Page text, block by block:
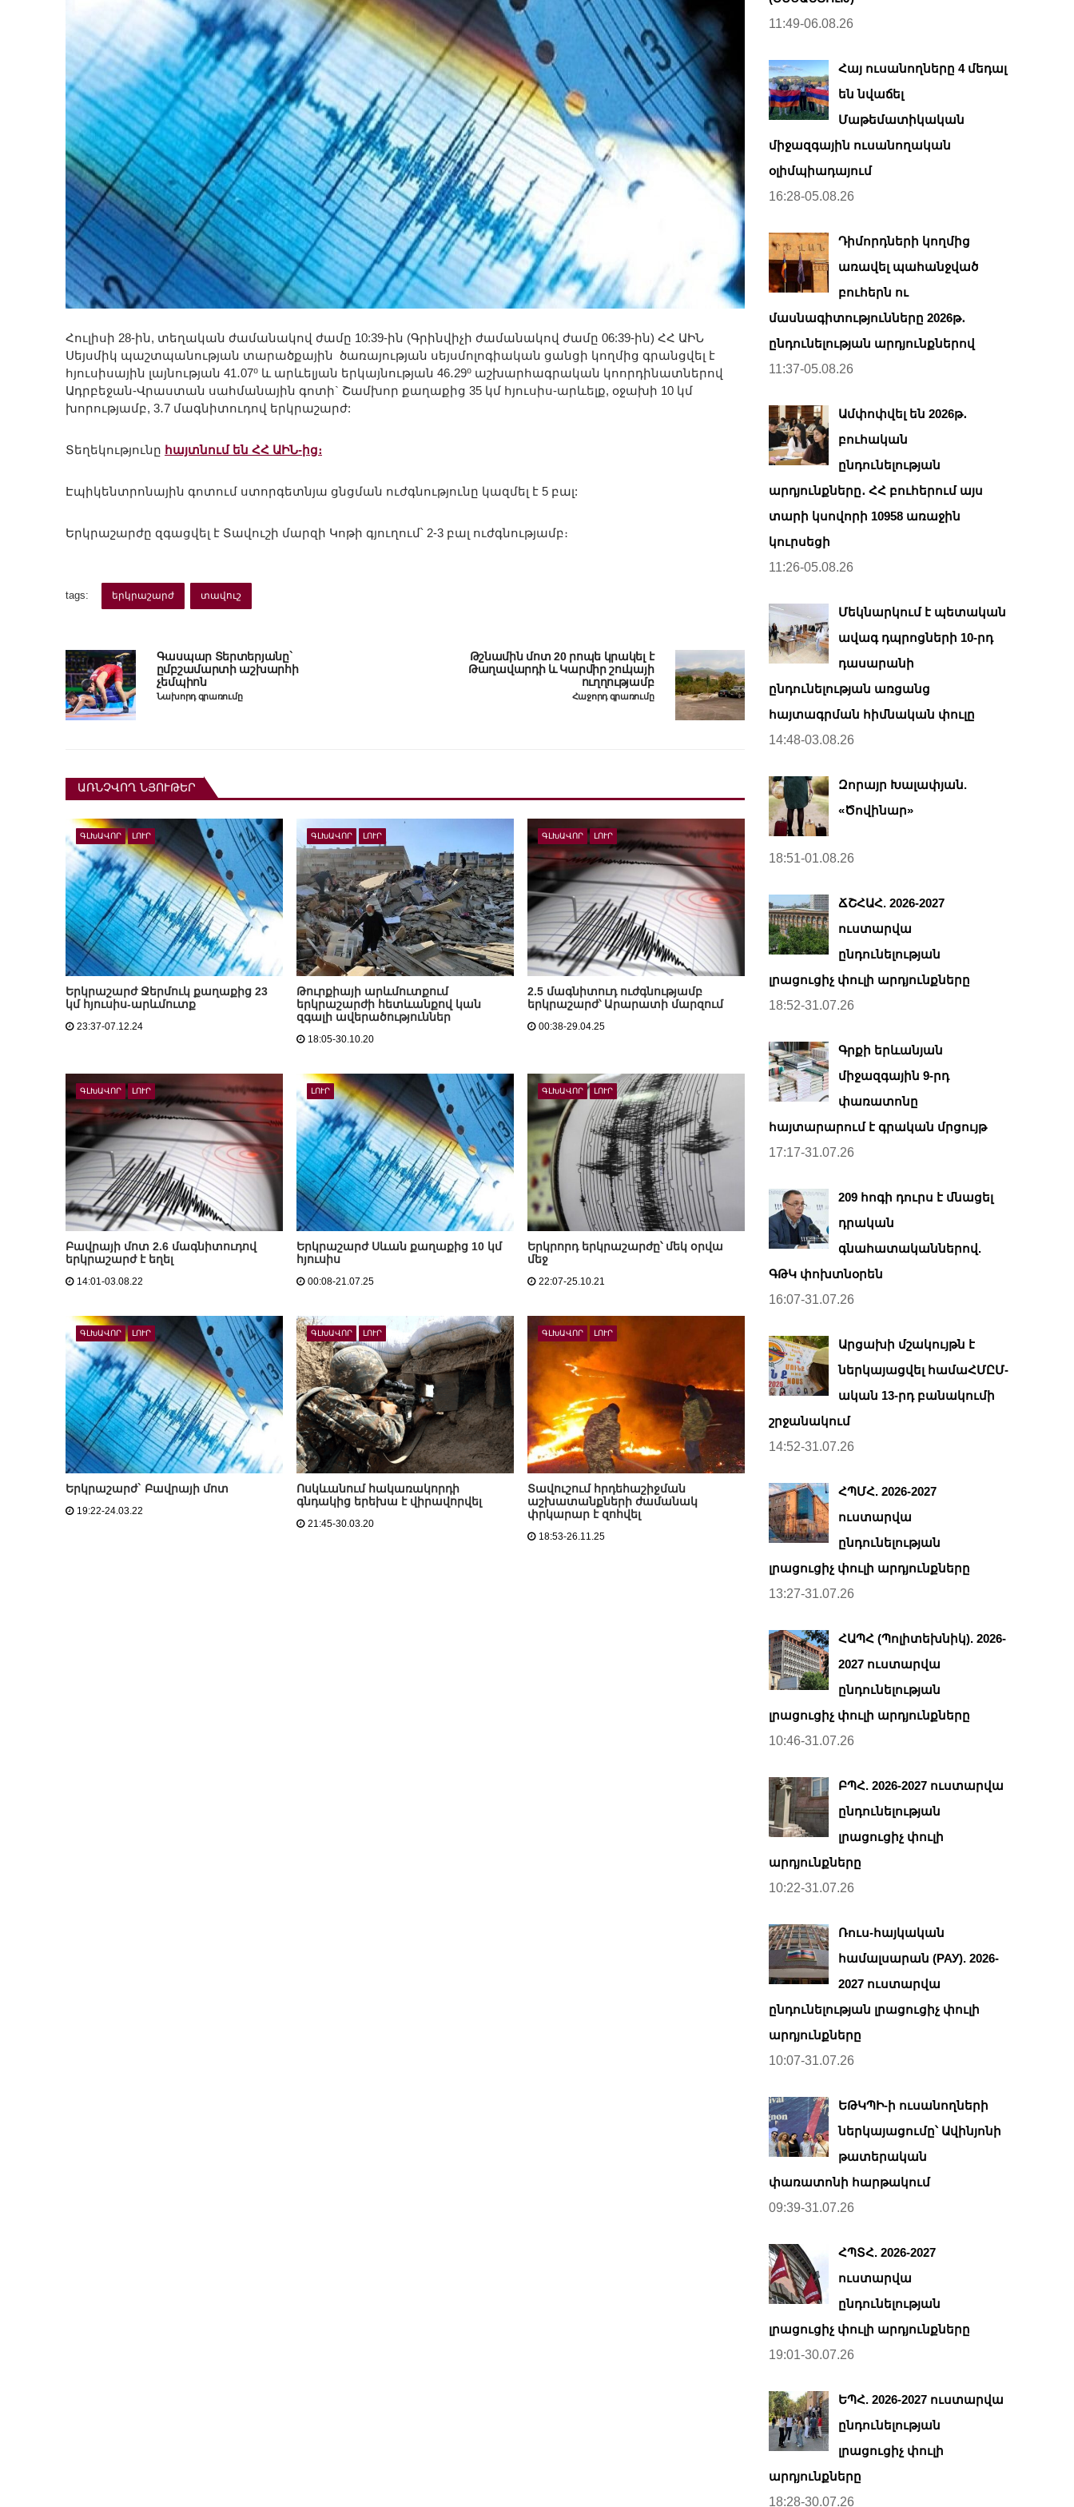
Հուլիսի 28-ին, տեղական ժամանակով ժամը 10:39-ին (Գրինվիչի ժամանակով ժամը 06:39-ին) ՀՀ ԱԻՆ
Սեյսմիկ պաշտպանության տարածքային ծառայության սեյսմոլոգիական ցանցի կողմից գրանցվել է
հյուսիսային լայնության 41․07⁰ և արևելյան երկայնության 46․29⁰ աշխարհագրական կոորդինատներով
Ադրբեջան-Վրաստան սահմանային գոտի` Շամխոր քաղաքից 35 կմ հյուսիս-արևելք, օջախի 10 կմ
խորությամբ, 3․7 մագնիտուդով երկրաշարժ:
Տեղեկությունը հայտնում են ՀՀ ԱԻՆ-ից։
Էպիկենտրոնային գոտում ստորգետնյա ցնցման ուժգնությունը կազմել է 5 բալ:
Երկրաշարժը զգացվել է Տավուշի մարզի Կոթի գյուղում՝ 2-3 բալ ուժգնությամբ։
tags: երկրաշարժ տավուշ
Գասպար Տերտերյանը`
ըմբշամարտի աշխարհի
չեմպիոն
Նախորդ գրառումը
Թշնամին մոտ 20 րոպե կրակել է
Թաղավարդի և Կարմիր շուկայի
ուղղությամբ
Հաջորդ գրառումը
ԱՌՆՉՎՈՂ ՆՅՈՒԹԵՐ
ԳԼԽԱՎՈՐ ԼՈՒՐ
Երկրաշարժ Ջերմուկ քաղաքից 23
կմ հյուսիս-արևմուտք
23:37-07.12.24
ԳԼԽԱՎՈՐ ԼՈՒՐ
Թուրքիայի արևմուտքում
երկրաշարժի հետևանքով կան
զգալի ավերածություններ
18:05-30.10.20
ԳԼԽԱՎՈՐ ԼՈՒՐ
2.5 մագնիտուդ ուժգնությամբ
երկրաշարժ՝ Արարատի մարզում
00:38-29.04.25
ԳԼԽԱՎՈՐ ԼՈՒՐ
Բավրայի մոտ 2.6 մագնիտուդով
երկրաշարժ է եղել
14:01-03.08.22
ԼՈՒՐ
Երկրաշարժ Սևան քաղաքից 10 կմ
հյուսիս
00:08-21.07.25
ԳԼԽԱՎՈՐ ԼՈՒՐ
Երկրորդ երկրաշարժը՝ մեկ օրվա
մեջ
22:07-25.10.21
ԳԼԽԱՎՈՐ ԼՈՒՐ
Երկրաշարժ` Բավրայի մոտ
19:22-24.03.22
ԳԼԽԱՎՈՐ ԼՈՒՐ
Ոսկևանում հակառակորդի
գնդակից երեխա է վիրավորվել
21:45-30.03.20
ԳԼԽԱՎՈՐ ԼՈՒՐ
Տավուշում հրդեհաշիջման
աշխատանքների ժամանակ
փրկարար է զոհվել
18:53-26.11.25
11:49-06.08.26
Հայ ուսանողները 4 մեդալ
են նվաճել
Մաթեմատիկական
միջազգային ուսանողական
օլիմպիադայում
16:28-05.08.26
Դիմորդների կողմից
առավել պահանջված
բուհերն ու
մասնագիտությունները 2026թ․
ընդունելության արդյունքներով
11:37-05.08.26
Ամփոփվել են 2026թ․
բուհական
ընդունելության
արդյունքները․ ՀՀ բուհերում այս
տարի կսովորի 10958 առաջին
կուրսեցի
11:26-05.08.26
Մեկնարկում է պետական
ավագ դպրոցների 10-րդ
դասարանի
ընդունելության առցանց
հայտագրման հիմնական փուլը
14:48-03.08.26
Զորայր Խալափյան.
«Ծովինար»
18:51-01.08.26
ՃՇՀԱՀ. 2026-2027
ուստարվա
ընդունելության
լրացուցիչ փուլի արդյունքները
18:52-31.07.26
Գրքի երևանյան
միջազգային 9-րդ
փառատոնը
հայտարարում է գրական մրցույթ
17:17-31.07.26
209 հոգի դուրս է մնացել
դրական
գնահատականներով.
ԳԹԿ փոխտնօրեն
16:07-31.07.26
Արցախի մշակույթն է
ներկայացվել համաՀՄԸՄ-
ական 13-րդ բանակումի
շրջանակում
14:52-31.07.26
ՀՊՄՀ. 2026-2027
ուստարվա
ընդունելության
լրացուցիչ փուլի արդյունքները
13:27-31.07.26
ՀԱՊՀ (Պոլիտեխնիկ). 2026-
2027 ուստարվա
ընդունելության
լրացուցիչ փուլի արդյունքները
10:46-31.07.26
ԲՊՀ. 2026-2027 ուստարվա
ընդունելության
լրացուցիչ փուլի
արդյունքները
10:22-31.07.26
Ռուս-հայկական
համալսարան (РАУ). 2026-
2027 ուստարվա
ընդունելության լրացուցիչ փուլի
արդյունքները
10:07-31.07.26
ԵԹԿՊԻ-ի ուսանողների
ներկայացումը՝ Ավինյոնի
թատերական
փառատոնի հարթակում
09:39-31.07.26
ՀՊՏՀ. 2026-2027
ուստարվա
ընդունելության
լրացուցիչ փուլի արդյունքները
19:01-30.07.26
ԵՊՀ. 2026-2027 ուստարվա
ընդունելության
լրացուցիչ փուլի
արդյունքները
18:28-30.07.26